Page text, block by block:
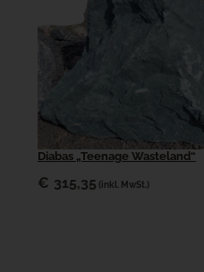
Diabas „Teenage Wasteland“
€ 315,35 (inkl. MwSt.)